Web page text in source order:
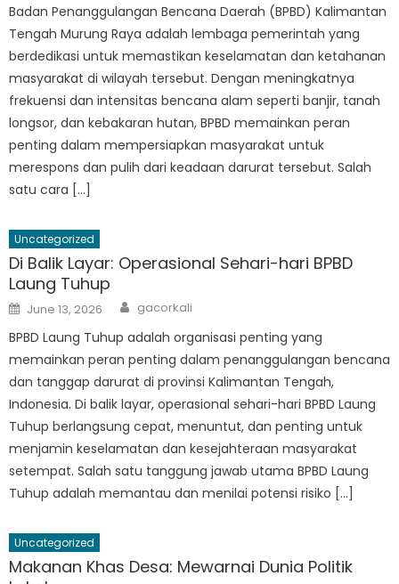
Badan Penanggulangan Bencana Daerah (BPBD) Kalimantan
Tengah Murung Raya adalah lembaga pemerintah yang
berdedikasi untuk memastikan keselamatan dan ketahanan
masyarakat di wilayah tersebut. Dengan meningkatnya
frekuensi dan intensitas bencana alam seperti banjir, tanah
longsor, dan kebakaran hutan, BPBD memainkan peran
penting dalam mempersiapkan masyarakat untuk
merespons dan pulih dari keadaan darurat tersebut. Salah
satu cara […]
Uncategorized
Di Balik Layar: Operasional Sehari-hari BPBD
Laung Tuhup
Posted
on
June 13, 2026 Author
gacorkali
BPBD Laung Tuhup adalah organisasi penting yang
memainkan peran penting dalam penanggulangan bencana
dan tanggap darurat di provinsi Kalimantan Tengah,
Indonesia. Di balik layar, operasional sehari-hari BPBD Laung
Tuhup berlangsung cepat, menuntut, dan penting untuk
menjamin keselamatan dan kesejahteraan masyarakat
setempat. Salah satu tanggung jawab utama BPBD Laung
Tuhup adalah memantau dan menilai potensi risiko […]
Uncategorized
Makanan Khas Desa: Mewarnai Dunia Politik